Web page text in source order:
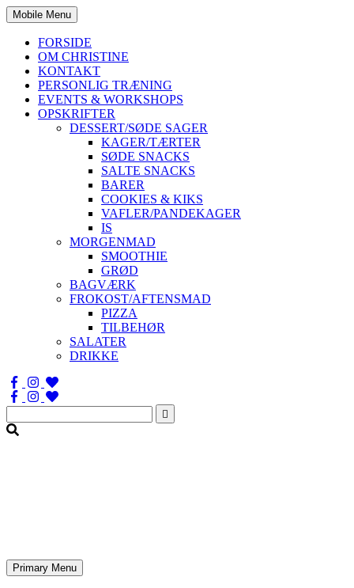
Mobile Menu
FORSIDE
OM CHRISTINE
KONTAKT
PERSONLIG TRÆNING
EVENTS & WORKSHOPS
OPSKRIFTER
DESSERT/SØDE SAGER
KAGER/TÆRTER
SØDE SNACKS
SALTE SNACKS
BARER
COOKIES & KIKS
VAFLER/PANDEKAGER
IS
MORGENMAD
SMOOTHIE
GRØD
BAGVÆRK
FROKOST/AFTENSMAD
PIZZA
TILBEHØR
SALATER
DRIKKE
Søg
efter:
Primary Menu